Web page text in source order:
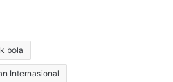
bola
Internasional